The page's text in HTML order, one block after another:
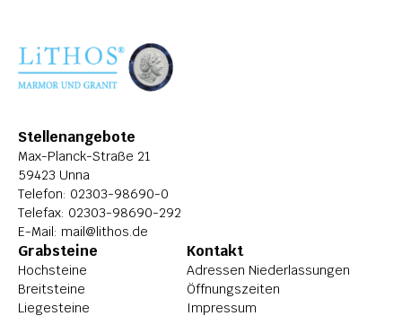
Stellenangebote
Max-Planck-Straße 21
59423 Unna
Telefon: 02303-98690-0
Telefax: 02303-98690-292
E-Mail: mail@lithos.de
Grabsteine
Hochsteine
Breitsteine
Liegesteine
Kontakt
Adressen Niederlassungen
Öffnungszeiten
Impressum